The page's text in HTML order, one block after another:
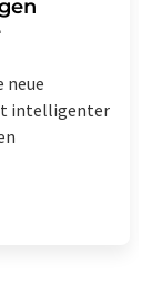
neue
intelligenter